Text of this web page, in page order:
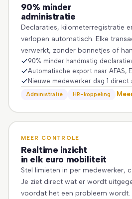
90% minder
administratie
Declaraties, kilometerregistratie
verlopen automatisch. Elke
verwerkt, zonder bonnetjes of
90% minder handmatig
Automatische export naar AFAS,
Nieuwe medewerker dag 1 direct
Administratie HR-koppeling
MEER CONTROLE
Realtime inzicht
in elk euro mobiliteit
Stel limieten in per medewerker,
Je ziet direct wat er wordt
voordat het een probleem wordt.